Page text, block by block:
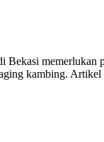
memerlukan
kambing.